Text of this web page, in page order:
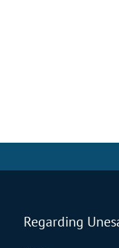
Regarding